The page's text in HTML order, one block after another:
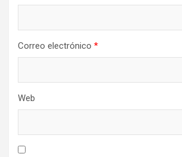
Correo electrónico *
Web